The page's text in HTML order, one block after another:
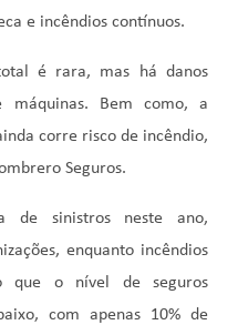
e incêndios contínuos.
é rara, mas há danos
máquinas. Bem como, a
corre risco de incêndio,
Seguros.
de sinistros neste ano,
enquanto incêndios
que o nível de seguros
com apenas 10% de